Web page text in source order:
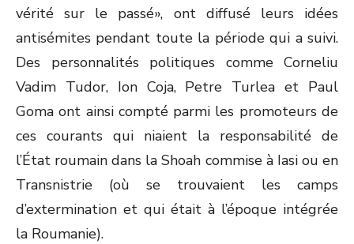
vérité sur le passé», ont diffusé leurs idées
antisémites pendant toute la période qui a suivi.
Des personnalités politiques comme Corneliu
Vadim Tudor, Ion Coja, Petre Turlea et Paul
Goma ont ainsi compté parmi les promoteurs de
ces courants qui niaient la responsabilité de
l’État roumain dans la Shoah commise à Iasi ou en
Transnistrie (où se trouvaient les camps
d’extermination et qui était à l’époque intégrée
la Roumanie).